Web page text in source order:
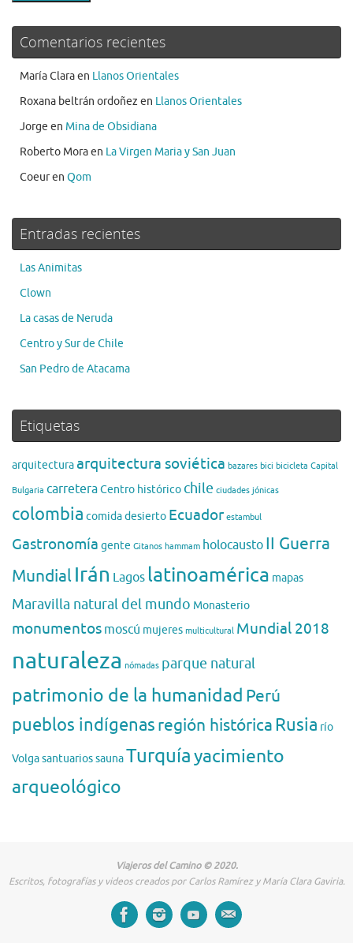
Comentarios recientes
María Claraen Llanos Orientales
Roxana beltrán ordoñez en Llanos Orientales
Jorge en Mina de Obsidiana
Roberto Moraen La Virgen Maria y San Juan
Coeuren Qom
Entradas recientes
Las Animitas
Clown
La casas de Neruda
Centro y Sur de Chile
San Pedro de Atacama
Etiquetas
arquitecturaarquitectura soviética bazares bici bicicleta Capital
Bulgaria carreteraCentro histórico chile ciudades jónicas
colombia comidadesierto Ecuador estambul
Gastronomía gente Gitanos hammam holocausto II Guerra
MundialIrán Lagos latinoamérica mapas
Maravilla natural del mundo Monasterio
monumentos moscú mujeres multicultural Mundial 2018
naturaleza nómadas parque natural
patrimonio de la humanidad Perú
pueblos indígenasregión históricaRusia río
VolgasantuariossaunaTurquíayacimiento
arqueológico
Viajeros del Camino © 2020.
Escritos, fotografías y videos creados por Carlos Ramírez y María Clara Gaviria.